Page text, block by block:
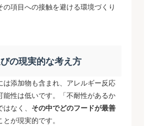
の項目への接触を避ける環境づくり
の現実的な考え方
は添加物も含まれ、アレルギー反応
能性は低いです。「不耐性があるか
なく、 その中でどのフードが最善
とが現実的です。